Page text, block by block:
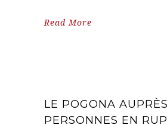
Read More
LE POGONA
PERSONNES EN